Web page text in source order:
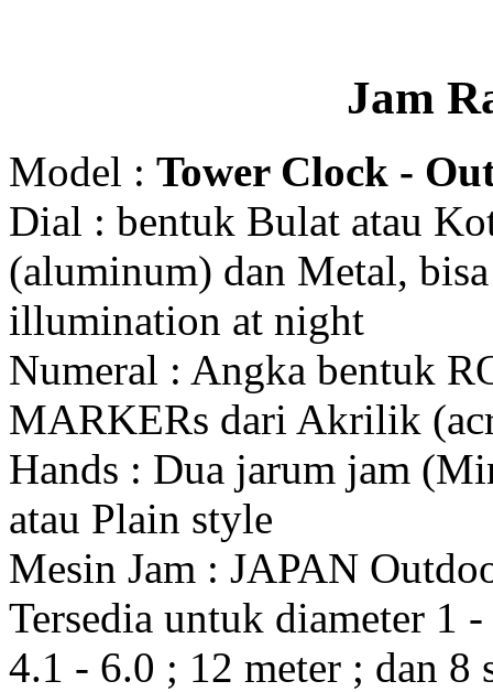
Jam
Model : Tower Clock -
Dial : bentuk Bulat atau
(aluminum) dan Metal,
illumination at night
Numeral : Angka bentuk
MARKERs dari Akrilik
Hands : Dua jarum jam
atau Plain style
Mesin Jam : JAPAN
Tersedia untuk diameter 1
4.1 - 6.0 ; 12 meter ; dan 8